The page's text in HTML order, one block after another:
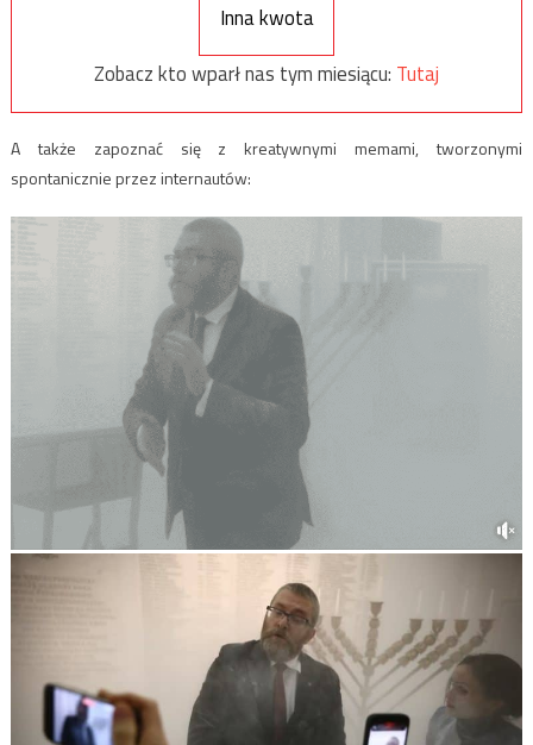
Inna kwota
Zobacz kto wparł nas tym miesiącu: Tutaj
A także zapoznać się z kreatywnymi memami, tworzonymi
spontanicznie przez internautów: